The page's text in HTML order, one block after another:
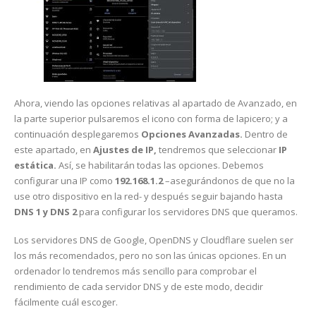
Ahora, viendo las opciones relativas al apartado de Avanzado, en
la parte superior pulsaremos el icono con forma de lapicero; y a
continuación desplegaremos Opciones Avanzadas. Dentro de
este apartado, en Ajustes de IP, tendremos que seleccionar IP
estática. Así, se habilitarán todas las opciones. Debemos
configurar una IP como 192.168.1.2–asegurándonos de que no la
use otro dispositivo en la red- y después seguir bajando hasta
DNS 1 y DNS 2para configurar los servidores DNS que queramos.
Los servidores DNS de Google, OpenDNS y Cloudflare suelen ser
los más recomendados, pero no son las únicas opciones. En un
ordenador lo tendremos más sencillo para comprobar el
rendimiento de cada servidor DNS y de este modo, decidir
fácilmente cuál escoger.